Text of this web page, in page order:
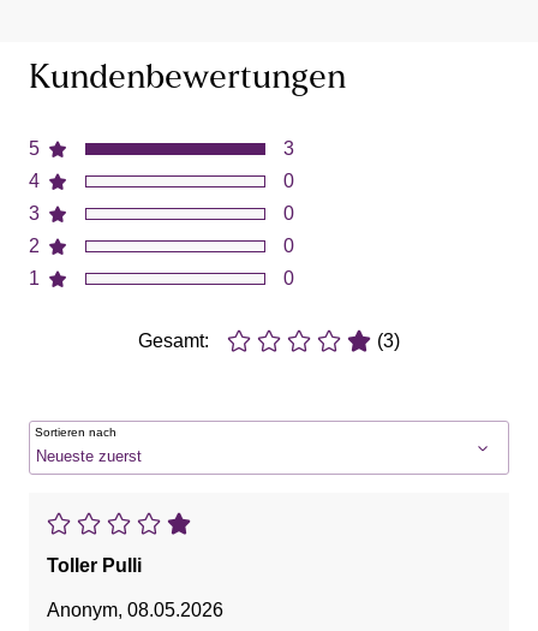
Kundenbewertungen
5
4
3
2
1
3
0
0
0
0
Gesamt: (3)
Sortieren nach
Toller Pulli
Anonym, 08.05.2026